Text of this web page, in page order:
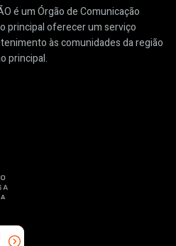
é um Órgão de Comunicação
principal oferecer um serviço
às comunidades da região
principal.